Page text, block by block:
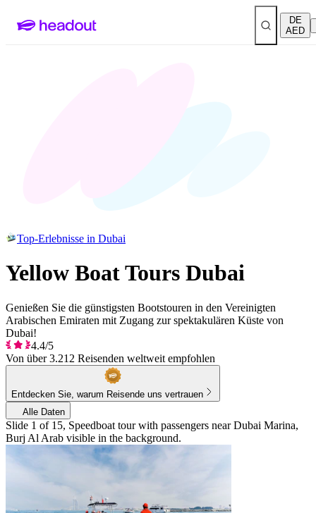
DE
AED
Top-Erlebnisse in Dubai
Yellow Boat Tours Dubai
Genießen Sie die günstigsten Bootstouren in den Vereinigten
Arabischen Emiraten mit Zugang zur spektakulären Küste von
Dubai!
4.4/5
Von über 3.212 Reisenden weltweit empfohlen
Entdecken Sie, warum Reisende uns vertrauen
Alle Daten
Slide 1 of 15, Speedboat tour with passengers near Dubai Marina,
Burj Al Arab visible in the background.